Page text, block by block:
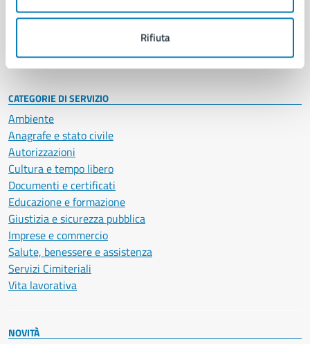
Rifiuta
Personale amministrativo
CATEGORIE DI SERVIZIO
Ambiente
Anagrafe e stato civile
Autorizzazioni
Cultura e tempo libero
Documenti e certificati
Educazione e formazione
Giustizia e sicurezza pubblica
Imprese e commercio
Salute, benessere e assistenza
Servizi Cimiteriali
Vita lavorativa
NOVITÀ